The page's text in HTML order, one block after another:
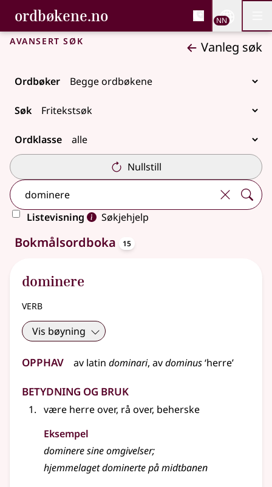
Gå til hovudinnhald
Tilgjenge
ordbøkene.no, Bokmålsordboka og
Bokmålsordboka og Nynorskordboka
NN
Avansert søk Vanleg søk
Ordbøker
Søk
Ordklasse
Nullstill
Listevisning
Søkjehjelp
29 treff
Bokmålsordboka 15
dominere
verb
Vis bøyning
Opphav av latin dominari, avdominus‘herre’
Betydning og bruk
være herre over, rå over, beherske
Eksempel
domineresine omgivelser;
hjemmelaget dominerte på midtbanen